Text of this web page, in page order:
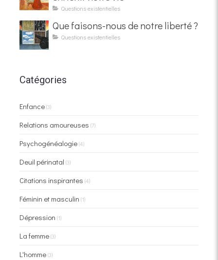
Questions existentielles
Que faisons-nous de notre liberté ?
Questions existentielles
Catégories
Enfance(3)
Relations amoureuses (7)
Psychogénéalogie(4)
Deuil périnatal (3)
Citations inspirantes (4)
Féminin et masculin (1)
Dépression (1)
La femme(3)
L'homme(3)